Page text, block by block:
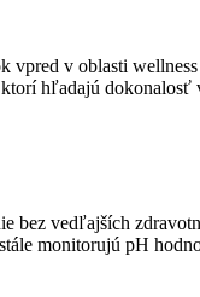
v oblasti
hľadajú dokonalosť
bez vedľajších
monitorujú pH